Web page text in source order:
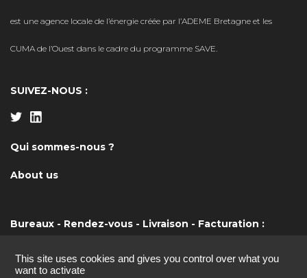
est une agence locale de l’énergie créée par l’ADEME Bretagne et les
CUMA de l’Ouest dans le cadre du programme SAVE.
SUIVEZ-NOUS :
Qui sommes-nous ?
About us
Bureaux - Rendez-vous - Livraison - Facturation :
Pays de la Loire : Maison de l'agriculture, Rue Pierre Adolphe
Bobierre - 44 939 NANTES
This site uses cookies and gives you control over what you
want to activate